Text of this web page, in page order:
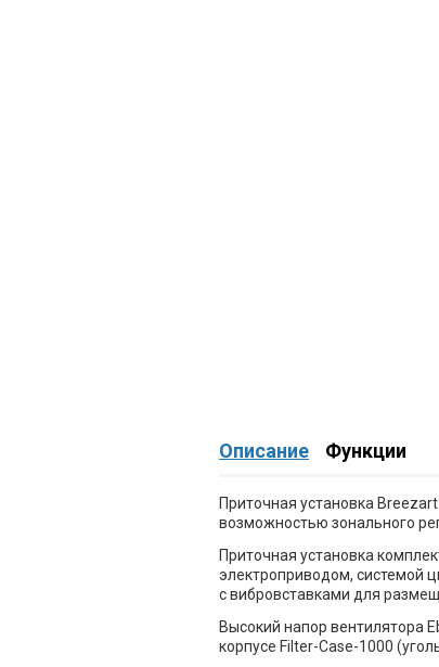
Описание Функции
Приточная установка
возможностью зонального
Приточная установка
электроприводом, системой
с вибровставками для
Высокий напор вентилятора
корпусе Filter-Case-1000